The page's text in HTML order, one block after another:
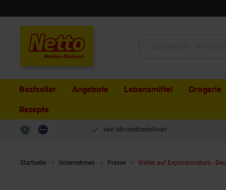
Bestseller Angebote Lebensmittel Drogerie
Rezepte
kein Mindestbestellwert
Startseite Unternehmen Presse Weiter auf Expansionskurs -